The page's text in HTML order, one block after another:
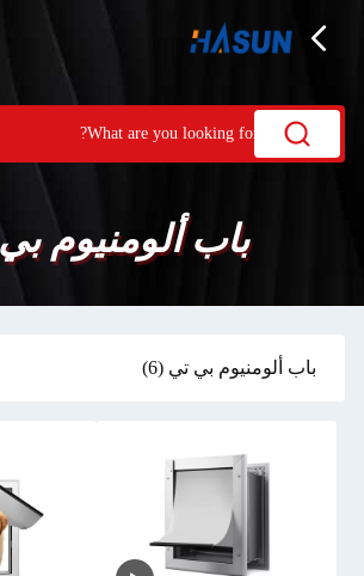
باب ألومنيوم
باب ألومنيوم بي تي (6)